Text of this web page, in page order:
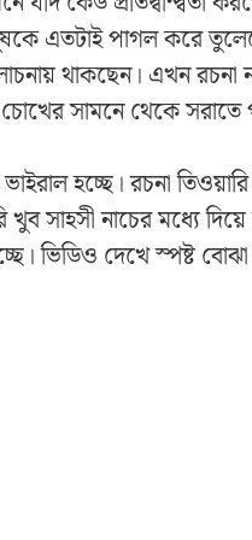
এতটাই পাগল করে
থাকছেন। এখন রচনা
সামনে থেকে সরাতে
ভাইরাল হচ্ছে। রচনা
খুব সাহসী নাচের মধ্যে
ভিডিও দেখে স্পষ্ট